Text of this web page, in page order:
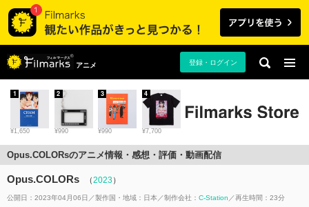
アニメ 登録・ログイン
¥1,650
1
¥990
2
¥990
3
¥7,700
4
Opus.COLORsのアニメ情報・感想・評価・動画配信
Opus.COLORs （2023）
公開日：2023年04月06日 製作国・地域： 日本 制作会社： C-Station 再生時間：23分